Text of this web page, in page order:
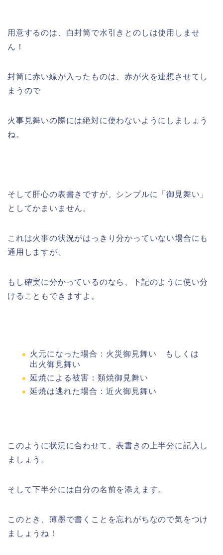
用意するのは、白封筒で水引きとのしは使用しませ
ん！
封筒に赤い線が入ったものは、赤が火を連想させてし
まうので
火事見舞いの際には絶対に使わないようにしましょう
ね。
そして肝心の表書きですが、シンプルに「御見舞い」
としてかまいません。
これは火事の状況がはっきり分かっていない場合にも
通用しますが、
もし確実に分かっているのなら、下記のように使い分
けることもできますよ。
火元になった場合： 火災御見舞い もしくは
出火御見舞い
延焼による被害： 類焼御見舞い
延焼は逃れた場合： 近火御見舞い
このように状況に合わせて、表書きの上半分に記入し
ましょう。
そして下半分には自分の名前を添えます。
このとき、薄墨で書くことを忘れがちなので気をつけ
ましょうね！